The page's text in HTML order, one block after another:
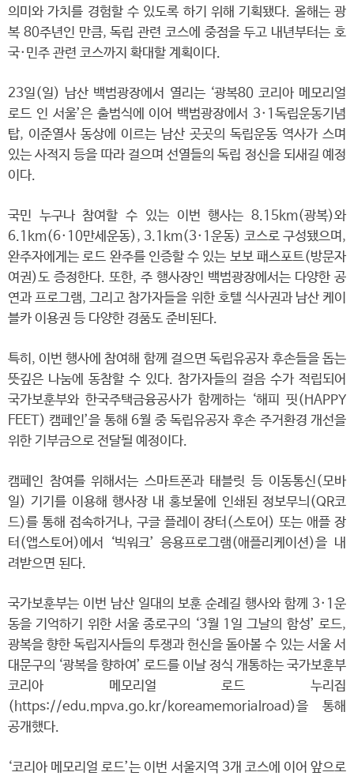
의미와 가치를 경험할 수 있도록 하기 위해 기획됐다. 올해는 광
복 80주년인 만큼, 독립 관련 코스에 중점을 두고 내년부터는 호
국·민주 관련 코스까지 확대할 계획이다.
23일(일) 남산 백범광장에서 열리는 ‘광복80 코리아 메모리얼
로드 인 서울’은 출범식에 이어 백범광장에서 3·1독립운동기념
탑, 이준열사 동상에 이르는 남산 곳곳의 독립운동 역사가 스며
있는 사적지 등을 따라 걸으며 선열들의 독립 정신을 되새길 예정
이다.
국민 누구나 참여할 수 있는 이번 행사는 8.15km(광복)와
6.1km(6·10만세운동), 3.1km(3·1운동) 코스로 구성됐으며,
완주자에게는 로드 완주를 인증할 수 있는 보보 패스포트(방문자
여권)도 증정한다. 또한, 주 행사장인 백범광장에서는 다양한 공
연과 프로그램, 그리고 참가자들을 위한 호텔 식사권과 남산 케이
블카 이용권 등 다양한 경품도 준비된다.
특히, 이번 행사에 참여해 함께 걸으면 독립유공자 후손들을 돕는
뜻깊은 나눔에 동참할 수 있다. 참가자들의 걸음 수가 적립되어
국가보훈부와 한국주택금융공사가 함께하는 ‘해피 핏(HAPPY
FEET) 캠페인’을 통해 6월 중 독립유공자 후손 주거환경 개선을
위한 기부금으로 전달될 예정이다.
캠페인 참여를 위해서는 스마트폰과 태블릿 등 이동통신(모바
일) 기기를 이용해 행사장 내 홍보물에 인쇄된 정보무늬(QR코
드)를 통해 접속하거나, 구글 플레이 장터(스토어) 또는 애플 장
터(앱스토어)에서 ‘빅워크’ 응용프로그램(애플리케이션)을 내
려받으면 된다.
국가보훈부는 이번 남산 일대의 보훈 순례길 행사와 함께 3·1운
동을 기억하기 위한 서울 종로구의 ‘3월 1일 그날의 함성’ 로드,
광복을 향한 독립지사들의 투쟁과 헌신을 돌아볼 수 있는 서울 서
대문구의 ‘광복을 향하여’ 로드를 이날 정식 개통하는 국가보훈부
코리아 메모리얼 로드 누리집
(https://edu.mpva.go.kr/koreamemorialroad)을 통해
공개했다.
‘코리아 메모리얼 로드’는 이번 서울지역 3개 코스에 이어 앞으로